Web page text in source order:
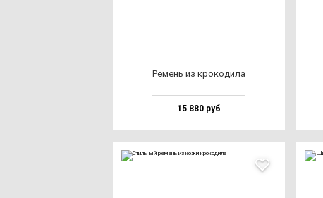
Ремень из кро­ко­ди­ла
15 880 руб